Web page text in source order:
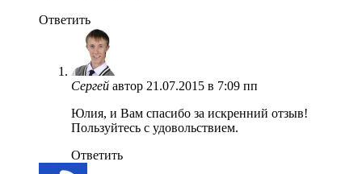
Ответить
Сергей автор 21.07.2015 в 7:09 пп
Юлия, и Вам спасибо за искренний отзыв!
Пользуйтесь с удовольствием.
Ответить